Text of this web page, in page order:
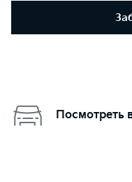
Посмотреть